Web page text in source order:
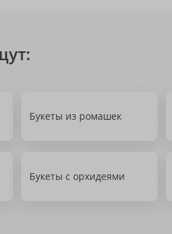
Букеты из ромашек
Букеты с орхидеями